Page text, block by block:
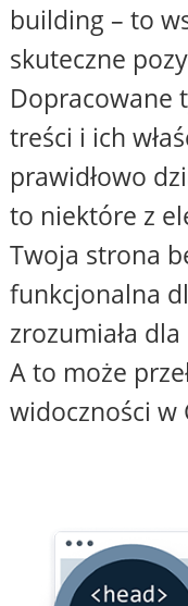
building – to
skuteczne
Dopracowane
treści i ich
prawidłowo
to niektóre z
Twoja strona
funkcjonalna
zrozumiała
A to może
widoczności w